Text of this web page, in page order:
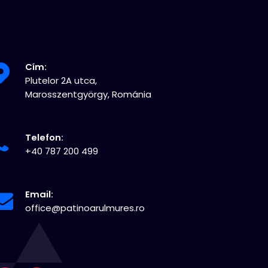
Cím:
Plutelor 2A utca,
Marosszentgyörgy, Románia
Telefon:
+40 787 200 499
Email:
office@patinoarulmures.ro